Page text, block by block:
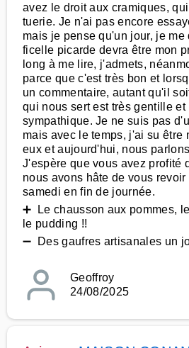
avez le droit aux cramiques,
tuerie. Je n'ai pas encore
mais je pense qu'un jour, je me
ficelle picarde devra être mon
long à me lire, j'admets,
parce que c'est très bon et
un commentaire, autant qu'il
qui nous sert est très gentille
sympathique. Je ne suis pas
mais avec le temps, j'ai su être
eux et aujourd'hui, nous
J'espère que vous avez profité
nous avons hâte de vous
samedi en fin de journée.
➕ Le chausson aux pommes,
le pudding !!
➖ Des gaufres artisanales un
Geoffroy
24/08/2025